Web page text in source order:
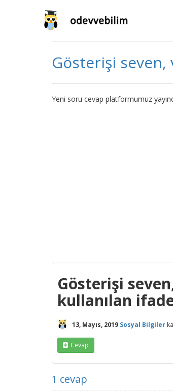
Gösterişi seven,
Yeni soru cevap platformumuz
Gösterişi
kullanılan
13, Mayıs, 2019 Sosyal Bilgiler
Cevap
1 cevap